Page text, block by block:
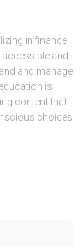
in finance.
and
and manage
is
content that
choices